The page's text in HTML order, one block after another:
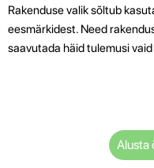
Rakenduse valik sõltub
eesmärkidest. Need
saavutada häid tulemusi
Alusta